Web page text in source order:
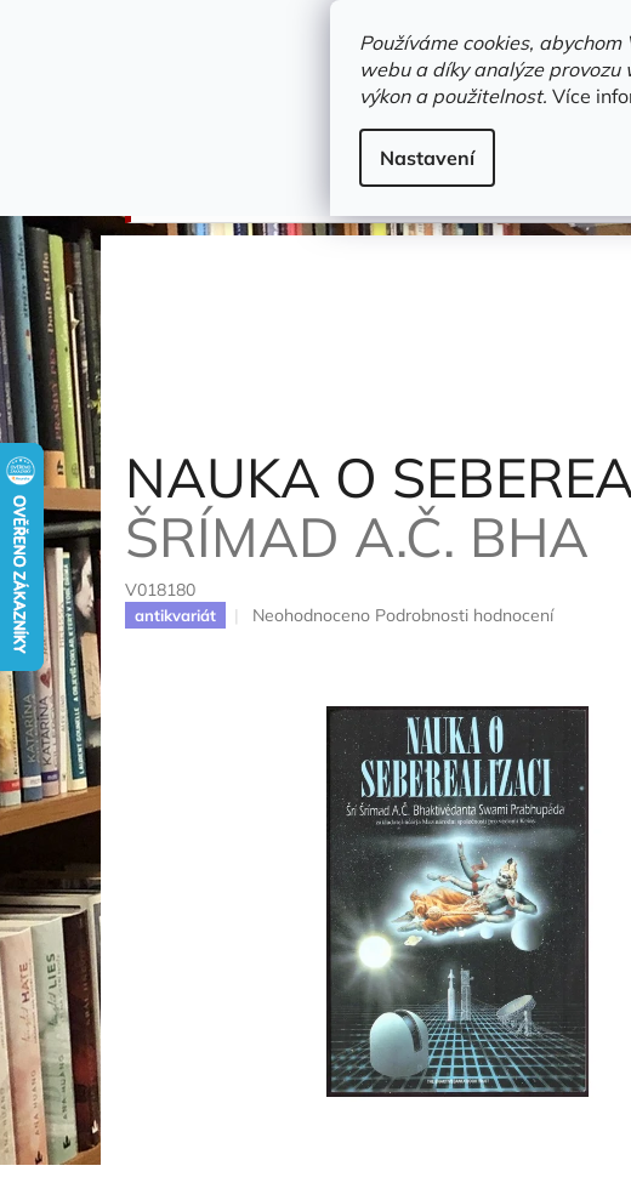
Používáme cookies,
webu a díky analýze provozu
výkon a použitelnost. Více
Nastavení
Novinky Trvalky a bestsellery
NAUKA O SEBEREALIZACIPrabhupáda Šrí Šrímad A.Č. Bha
NAUKA O
ŠRÍMAD A.Č. BHA
V018180
antikvariát
Průměrné
Neohodnoceno Podrobnosti hodnocení